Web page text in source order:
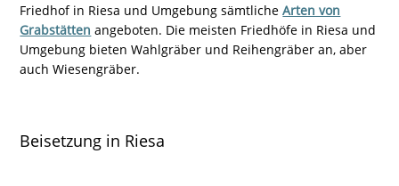
Friedhof in Riesa und Umgebung sämtlicheArten von
Grabstätten angeboten. Die meisten Friedhöfe in Riesa und
Umgebung bieten Wahlgräber und Reihengräber an, aber
auch Wiesengräber.
Beisetzung in Riesa